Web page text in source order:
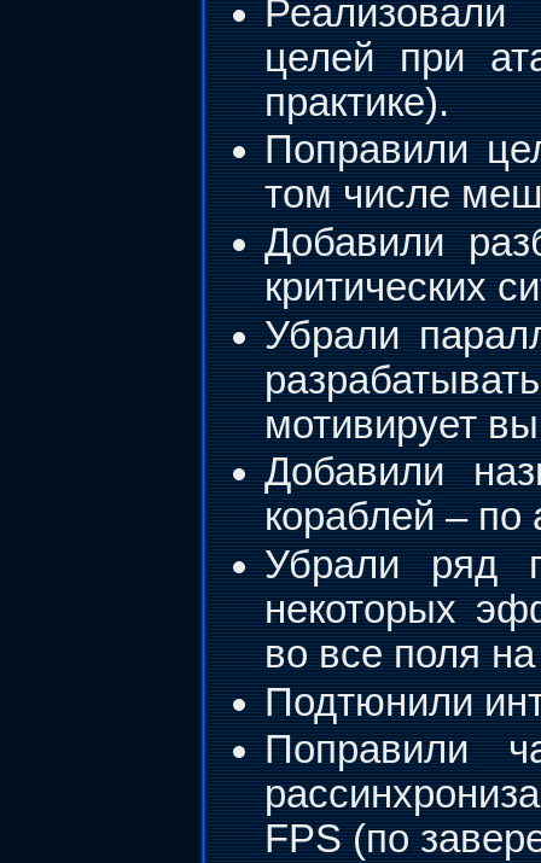
Реализовали
целей при
практике).
Поправили
том числе
Добавили
критических
Убрали
мотивирует
Добавили
кораблей –
Убрали ряд
некоторых
во все поля
Подтюнили
Поправили
FPS (по